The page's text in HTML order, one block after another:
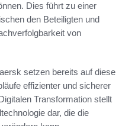
Dies führt zu einer
den Beteiligten und
von
setzen bereits auf diese
effizienter und sicherer
Transformation stellt
dar, die die